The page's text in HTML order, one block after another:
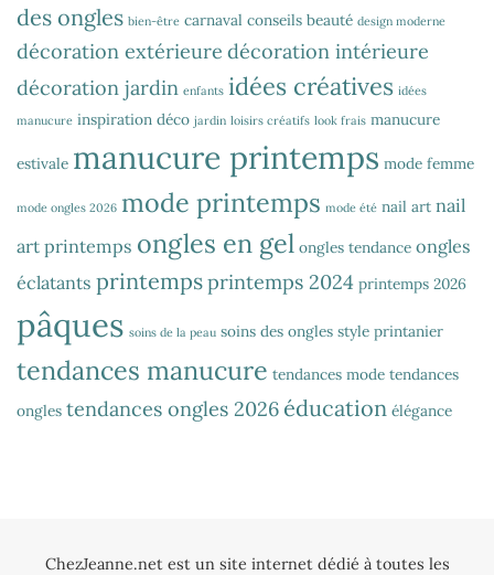
des ongles bien-être carnaval conseils beauté design moderne
décoration extérieure décoration intérieure
décoration jardin enfants idées créatives idées
manucure inspiration déco jardin loisirs créatifs look frais manucure
estivale manucure printemps mode femme
mode ongles 2026 mode printemps mode été nail art nail
art printemps ongles en gel ongles tendance ongles
éclatants printempsprintemps 2024 printemps 2026
pâques soins de la peau soins des ongles style printanier
tendances manucure tendances mode tendances
ongles tendances ongles 2026 éducation élégance
ChezJeanne.net est un site internet dédié à toutes les